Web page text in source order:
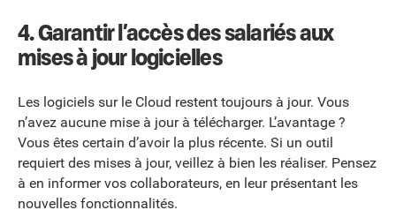
4. Garantir l’accès des salariés aux
mises à jour logicielles
Les logiciels sur le Cloud restent toujours à jour. Vous
n’avez aucune mise à jour à télécharger. L’avantage ?
Vous êtes certain d’avoir la plus récente. Si un outil
requiert des mises à jour, veillez à bien les réaliser. Pensez
à en informer vos collaborateurs, en leur présentant les
nouvelles fonctionnalités.